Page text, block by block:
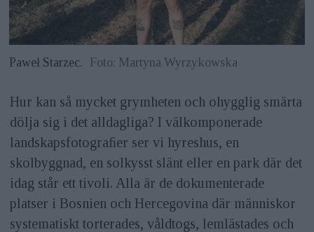
Paweł Starzec. Foto: Martyna Wyrzykowska
Hur kan så mycket grymheten och ohygglig smärta
dölja sig i det alldagliga? I välkomponerade
landskapsfotograﬁer ser vi hyreshus, en
skolbyggnad, en solkysst slänt eller en park där det
idag står ett tivoli. Alla är de dokumenterade
platser i Bosnien och Hercegovina där människor
systematiskt torterades, våldtogs, lemlästades och